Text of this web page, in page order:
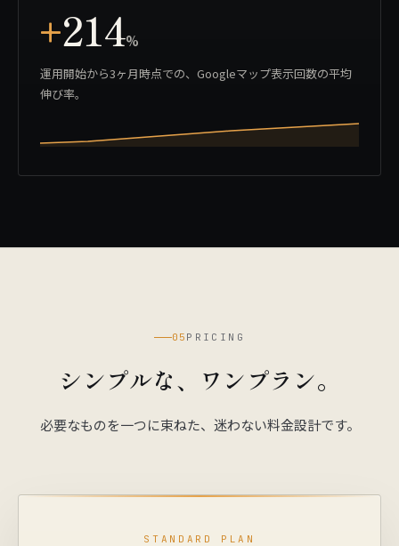
+214%
運用開始から3ヶ月時点での、Googleマップ表示回数の平均
伸び率。
05 PRICING
シンプルな、ワンプラン。
必要なものを一つに束ねた、迷わない料金設計です。
STANDARD PLAN